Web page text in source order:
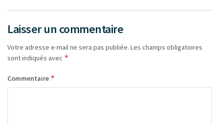
Laisser un commentaire
Votre adresse e-mail ne sera pas publiée. Les champs obligatoires
sont indiqués avec *
Commentaire *